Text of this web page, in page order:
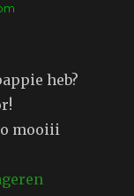
heb?
mooiii